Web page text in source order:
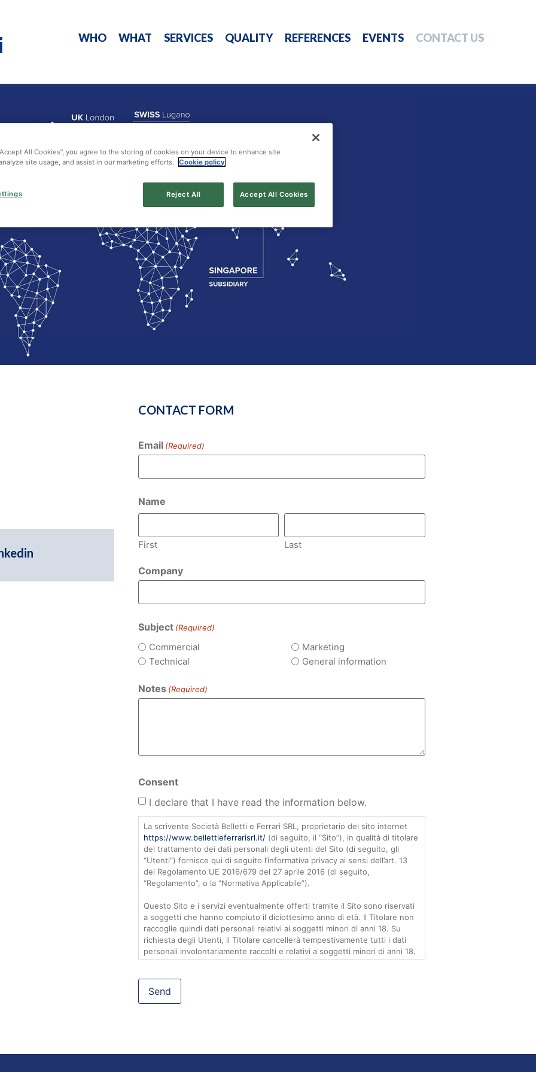
WHO WHAT SERVICES QUALITY REFERENCES EVENTS CONTACT US
CONTACT FORM
Email (Required)
Name
First Last
Company
Subject (Required)
Commercial
Marketing
Technical
General information
Notes (Required)
Consent
I declare that I have read the information below.
La scrivente Società Belletti e Ferrari SRL, proprietario del sito internet
https://www.bellettieferrarisrl.it/(di seguito, il “Sito”), in qualità di titolare
del trattamento dei dati personali degli utenti del Sito (di seguito, gli
“Utenti”) fornisce qui di seguito l’informativa privacy ai sensi dell’art. 13
del Regolamento UE 2016/679 del 27 aprile 2016 (di seguito,
“Regolamento”, o la “Normativa Applicabile”).
Questo Sito e i servizi eventualmente offerti tramite il Sito sono riservati
a soggetti che hanno compiuto il diciottesimo anno di età. Il Titolare non
raccoglie quindi dati personali relativi ai soggetti minori di anni 18. Su
richiesta degli Utenti, il Titolare cancellerà tempestivamente tutti i dati
personali involontariamente raccolti e relativi a soggetti minori di anni 18.
relazione alla presente informativa privacy, gli Utenti possono contattare
Inviando un messaggio di posta elettronica ai seguenti indirizzi: PEC
All Cookies”, you agree to the storing of cookies on your device to enhance site
site usage, and assist in our marketing efforts.
Cookie policy
Reject All Accept All Cookies